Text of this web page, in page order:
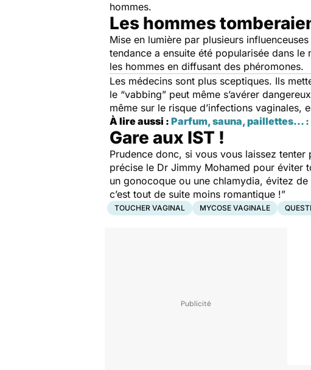
hommes.
Les hommes
Mise en lumière par plusieurs
tendance a ensuite été popularisée dans
les hommes en diffusant des phéromones.
Les médecins sont plus sceptiques. Ils
le “vabbing” peut même s’avérer
même sur le risque d’infections vaginales,
À lire aussi : Parfum, sauna, paillettes...
Gare aux IST !
Prudence donc, si vous vous laissez
précise le Dr Jimmy Mohamed pour éviter
un gonocoque ou une chlamydia, évitez
c’est tout de suite moins romantique !”
TOUCHER VAGINAL MYCOSE VAGINALE